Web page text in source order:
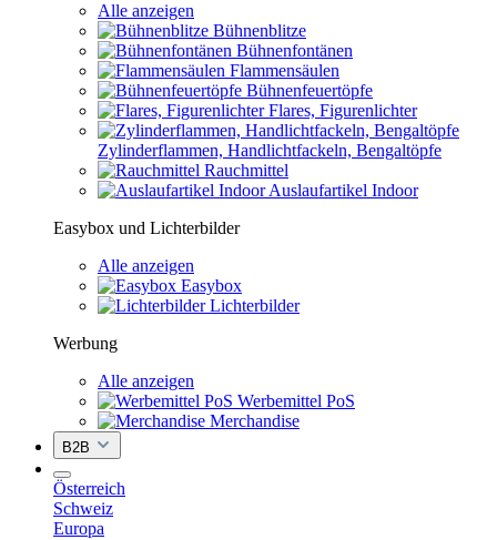
Alle anzeigen
Bühnenblitze
Bühnenfontänen
Flammensäulen
Bühnenfeuertöpfe
Flares, Figurenlichter
Zylinderflammen, Handlichtfackeln, Bengaltöpfe
Rauchmittel
Auslaufartikel Indoor
Easybox und Lichterbilder
Alle anzeigen
Easybox
Lichterbilder
Werbung
Alle anzeigen
Werbemittel PoS
Merchandise
B2B
Österreich
Schweiz
Europa